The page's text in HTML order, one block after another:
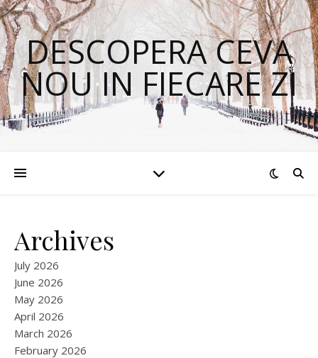
DESCOPERA CEVA
NOU IN FIECARE ZI
Archives
July 2026
June 2026
May 2026
April 2026
March 2026
February 2026